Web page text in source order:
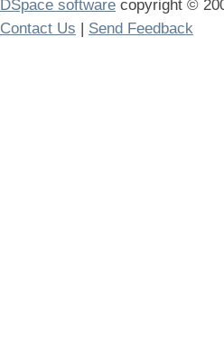
DSpace software copyright ©
Contact Us | Send Feedback